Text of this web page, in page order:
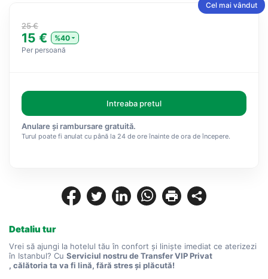
Detaliu tur
Vrei să ajungi la hotelul tău în confort și liniște imediat ce aterizezi
în Istanbul? Cu Serviciul nostru de Transfer VIP Privat
, călătoria ta va fi lină, fără stres și plăcută!
Cel mai vândut
25 €
15 €
%40
Per persoană
Intreaba pretul
Anulare și rambursare gratuită.
Turul poate fi anulat cu până la 24 de ore înainte de ora de începere.